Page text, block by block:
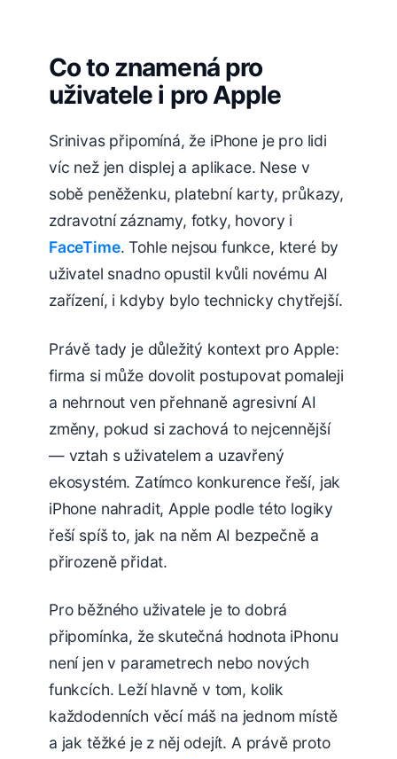
Co to znamená pro
uživatele i pro Apple
Srinivas připomíná, že iPhone je pro lidi
víc než jen displej a aplikace. Nese v
sobě peněženku, platební karty, průkazy,
zdravotní záznamy, fotky, hovory i
FaceTime. Tohle nejsou funkce, které by
uživatel snadno opustil kvůli novému AI
zařízení, i kdyby bylo technicky chytřejší.
Právě tady je důležitý kontext pro Apple:
firma si může dovolit postupovat pomaleji
a nehrnout ven přehnaně agresivní AI
změny, pokud si zachová to nejcennější
— vztah s uživatelem a uzavřený
ekosystém. Zatímco konkurence řeší, jak
iPhone nahradit, Apple podle této logiky
řeší spíš to, jak na něm AI bezpečně a
přirozeně přidat.
Pro běžného uživatele je to dobrá
připomínka, že skutečná hodnota iPhonu
není jen v parametrech nebo nových
funkcích. Leží hlavně v tom, kolik
každodenních věcí máš na jednom místě
a jak těžké je z něj odejít. A právě proto